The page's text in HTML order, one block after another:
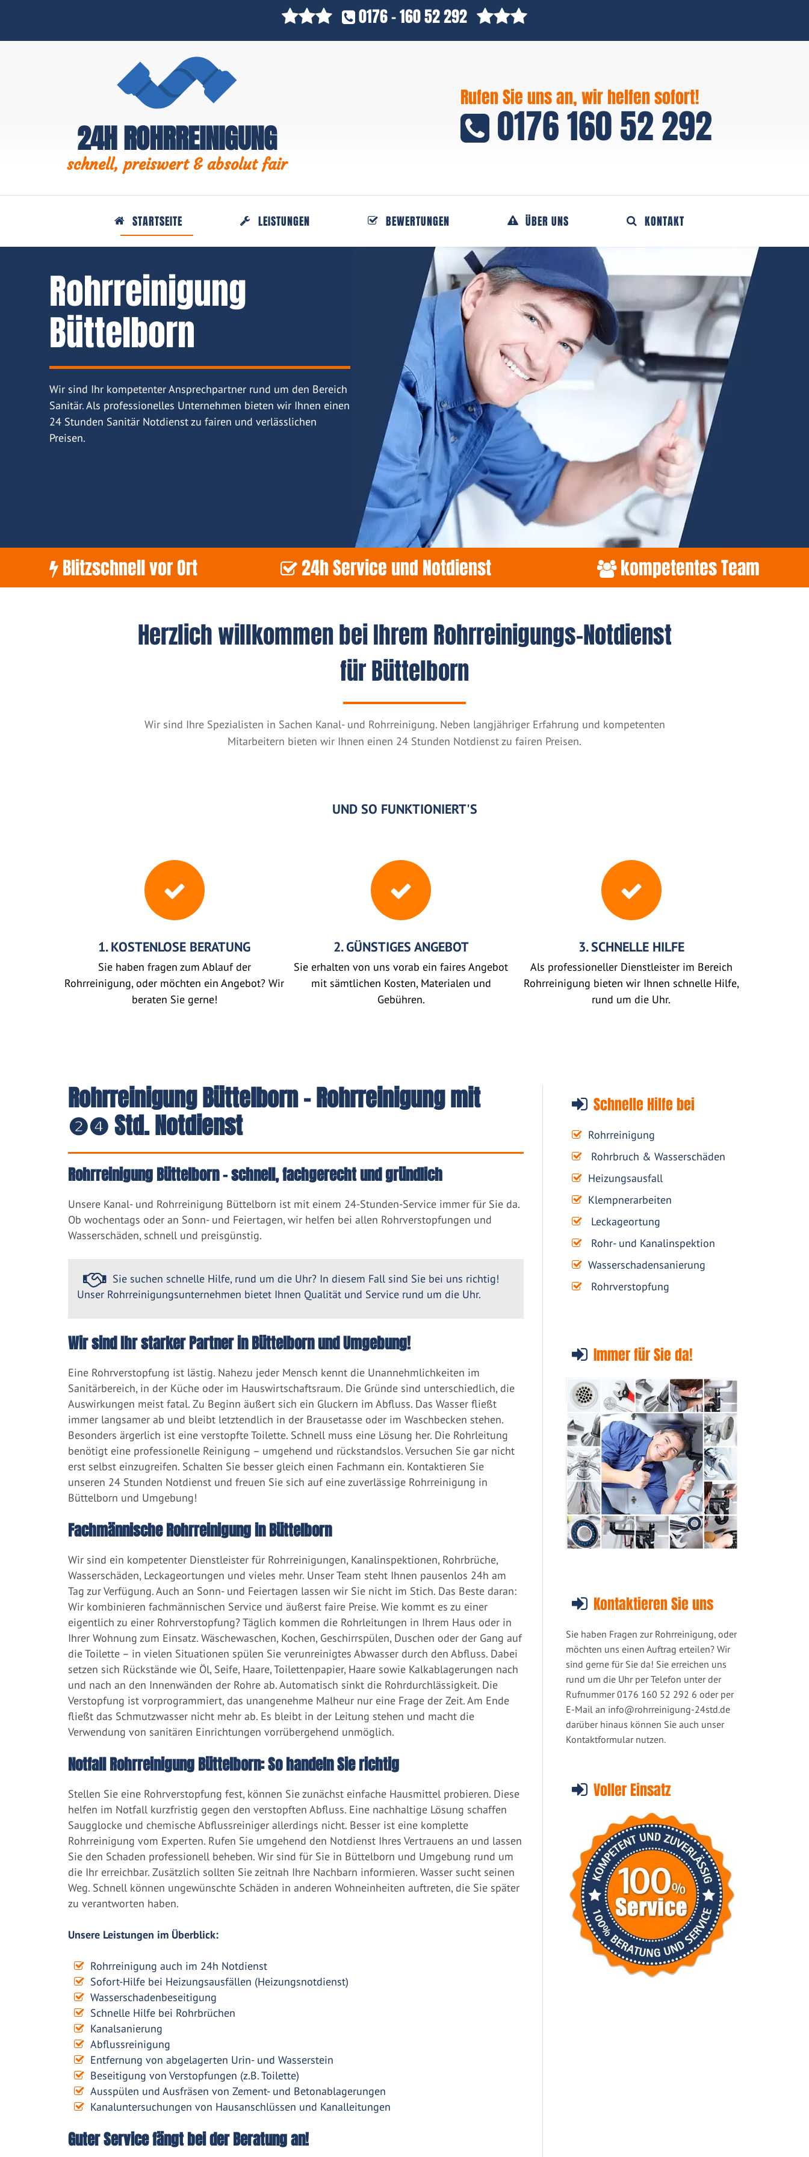
0176 - 160 52 292
Rufen Sie uns an, wir helfen sofort!
0176 160 52 292
24H ROHRREINIGUNG
schnell, preiswert & absolut fair
STARTSEITE LEISTUNGEN BEWERTUNGEN ÜBER UNS KONTAKT
Rohrreinigung
Büttelborn
Wir sind Ihr kompetenter Ansprechpartner rund um den Bereich
Sanitär. Als professionelles Unternehmen bieten wir Ihnen einen
24 Stunden Sanitär Notdienst zu fairen und verlässlichen
Preisen.
Blitzschnell vor Ort 24h Service und Notdienst kompetentes Team
Herzlich willkommen bei Ihrem Rohrreinigungs-Notdienst
für Büttelborn
Wir sind Ihre Spezialisten in Sachen Kanal- und Rohrreinigung. Neben langjähriger Erfahrung und kompetenten
Mitarbeitern bieten wir Ihnen einen 24 Stunden Notdienst zu fairen Preisen.
UND SO FUNKTIONIERT'S
1. KOSTENLOSE BERATUNG
Sie haben fragen zum Ablauf der
Rohrreinigung, oder möchten ein Angebot? Wir
beraten Sie gerne!
2. GÜNSTIGES ANGEBOT
Sie erhalten von uns vorab ein faires Angebot
mit sämtlichen Kosten, Materialen und
Gebühren.
3. SCHNELLE HILFE
Als professioneller Dienstleister im Bereich
Rohrreinigung bieten wir Ihnen schnelle Hilfe,
rund um die Uhr.
Schnelle Hilfe bei
Rohrreinigung
Rohrbruch & Wasserschäden
Heizungsausfall
Klempnerarbeiten
Leckageortung
Rohr- und Kanalinspektion
Wasserschadensanierung
Rohrverstopfung
Immer für Sie da!
Kontaktieren Sie uns
Sie haben Fragen zur Rohrreinigung, oder
möchten uns einen Auftrag erteilen? Wir
sind gerne für Sie da! Sie erreichen uns
rund um die Uhr per Telefon unter der
Rufnummer 0176 160 52 292 6 oder per
E-Mail an info@rohrreinigung-24std.de
darüber hinaus können Sie auch unser
Kontaktformular nutzen.
Rohrreinigung Büttelborn - Rohrreinigung mit
❷❹ Std. Notdienst
Rohrreinigung Büttelborn – schnell, fachgerecht und gründlich
Unsere Kanal- und Rohrreinigung Büttelborn ist mit einem 24-Stunden-Service immer für Sie da.
Ob wochentags oder an Sonn- und Feiertagen, wir helfen bei allen Rohrverstopfungen und
Wasserschäden, schnell und preisgünstig.
Sie suchen schnelle Hilfe, rund um die Uhr? In diesem Fall sind Sie bei uns richtig!
Unser Rohrreinigungsunternehmen bietet Ihnen Qualität und Service rund um die Uhr.
Wir sind Ihr starker Partner in Büttelborn und Umgebung!
Eine Rohrverstopfung ist lästig. Nahezu jeder Mensch kennt die Unannehmlichkeiten im
Sanitärbereich, in der Küche oder im Hauswirtschaftsraum. Die Gründe sind unterschiedlich, die
Auswirkungen meist fatal. Zu Beginn äußert sich ein Gluckern im Abfluss. Das Wasser fließt
immer langsamer ab und bleibt letztendlich in der Brausetasse oder im Waschbecken stehen.
Besonders ärgerlich ist eine verstopfte Toilette. Schnell muss eine Lösung her. Die Rohrleitung
benötigt eine professionelle Reinigung – umgehend und rückstandslos. Versuchen Sie gar nicht
erst selbst einzugreifen. Schalten Sie besser gleich einen Fachmann ein. Kontaktieren Sie
unseren 24 Stunden Notdienst und freuen Sie sich auf eine zuverlässige Rohrreinigung in
Büttelborn und Umgebung!
Fachmännische Rohrreinigung in Büttelborn
Wir sind ein kompetenter Dienstleister für Rohrreinigungen, Kanalinspektionen, Rohrbrüche,
Wasserschäden, Leckageortungen und vieles mehr. Unser Team steht Ihnen pausenlos 24h am
Tag zur Verfügung. Auch an Sonn- und Feiertagen lassen wir Sie nicht im Stich. Das Beste daran:
Wir kombinieren fachmännischen Service und äußerst faire Preise. Wie kommt es zu einer
eigentlich zu einer Rohrverstopfung? Täglich kommen die Rohrleitungen in Ihrem Haus oder in
Ihrer Wohnung zum Einsatz. Wäschewaschen, Kochen, Geschirrspülen, Duschen oder der Gang auf
die Toilette – in vielen Situationen spülen Sie verunreinigtes Abwasser durch den Abfluss. Dabei
setzen sich Rückstände wie Öl, Seife, Haare, Toilettenpapier, Haare sowie Kalkablagerungen nach
und nach an den Innenwänden der Rohre ab. Automatisch sinkt die Rohrdurchlässigkeit. Die
Verstopfung ist vorprogrammiert, das unangenehme Malheur nur eine Frage der Zeit. Am Ende
fließt das Schmutzwasser nicht mehr ab. Es bleibt in der Leitung stehen und macht die
Verwendung von sanitären Einrichtungen vorrübergehend unmöglich.
Notfall Rohrreinigung Büttelborn: So handeln Sie richtig
Stellen Sie eine Rohrverstopfung fest, können Sie zunächst einfache Hausmittel probieren. Diese
helfen im Notfall kurzfristig gegen den verstopften Abfluss. Eine nachhaltige Lösung schaffen
Saugglocke und chemische Abflussreiniger allerdings nicht. Besser ist eine komplette
Rohrreinigung vom Experten. Rufen Sie umgehend den Notdienst Ihres Vertrauens an und lassen
Sie den Schaden professionell beheben. Wir sind für Sie in Büttelborn und Umgebung rund um
die Ihr erreichbar. Zusätzlich sollten Sie zeitnah Ihre Nachbarn informieren. Wasser sucht seinen
Weg. Schnell können ungewünschte Schäden in anderen Wohneinheiten auftreten, die Sie später
zu verantworten haben.
Unsere Leistungen im Überblick:
Rohrreinigung auch im 24h Notdienst
Sofort-Hilfe bei Heizungsausfällen (Heizungsnotdienst)
Wasserschadenbeseitigung
Schnelle Hilfe bei Rohrbrüchen
Kanalsanierung
Abflussreinigung
Entfernung von abgelagerten Urin- und Wasserstein
Beseitigung von Verstopfungen (z.B. Toilette)
Ausspülen und Ausfräsen von Zement- und Betonablagerungen
Kanaluntersuchungen von Hausanschlüssen und Kanalleitungen
Guter Service fängt bei der Beratung an!
Voller Einsatz